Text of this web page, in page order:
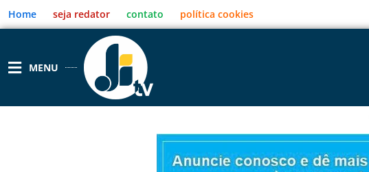
para
o
Home seja redator contato política cookies
MENU